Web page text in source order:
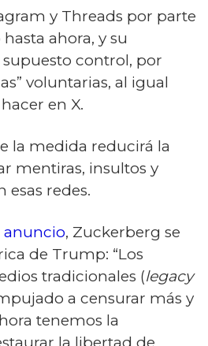
y Threads por parte
ahora, y su
control, por
voluntarias, al igual
en X.
la medida reducirá la
mentiras, insultos y
redes.
anuncio, Zuckerberg se
de Trump: “Los
tradicionales (legacy
a censurar más y
tenemos la
la libertad de